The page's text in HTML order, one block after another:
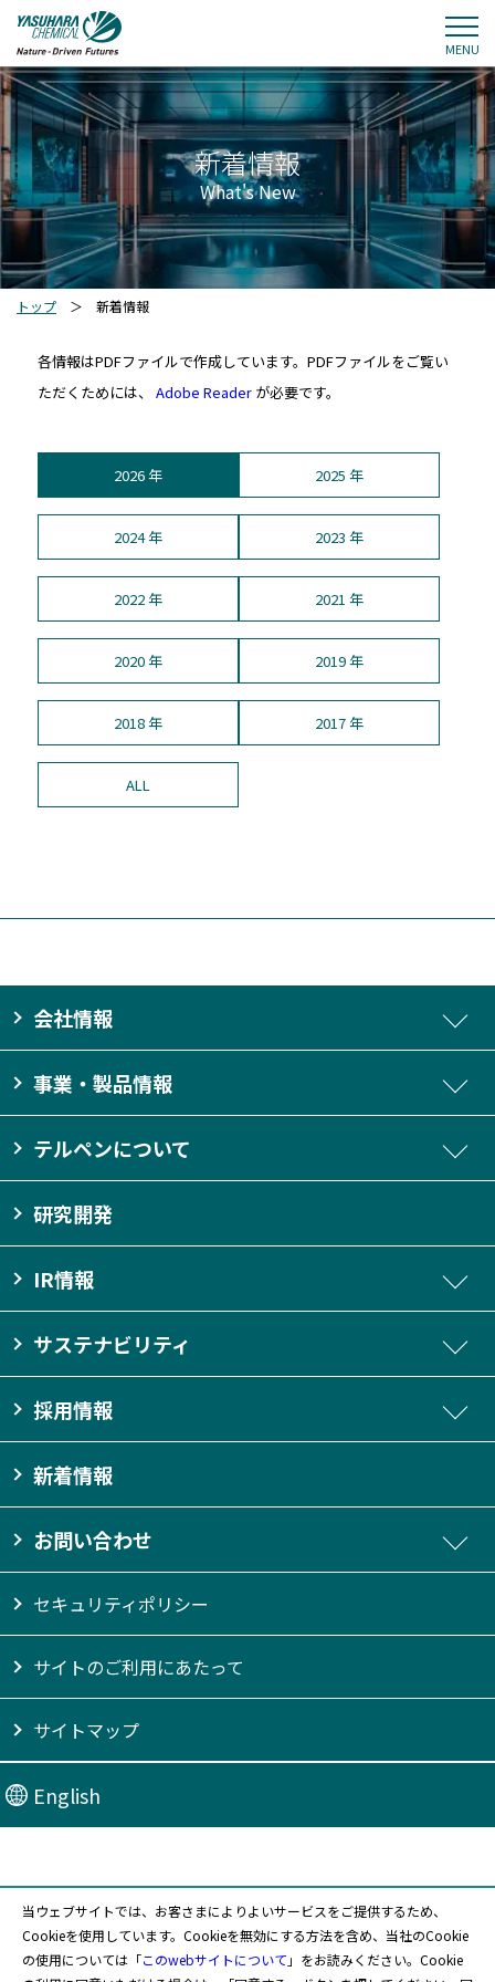
MENU
新着情報
What's New
トップ ＞ 新着情報
各情報はPDFファイルで作成しています。PDFファイルをご覧い
ただくためには、
Adobe Reader が必要です。
2026 年 2025 年
2024 年 2023 年
2022 年 2021 年
2020 年 2019 年
2018 年 2017 年
ALL
会社情報
事業・製品情報
テルペンについて
研究開発
IR情報
サステナビリティ
採用情報
新着情報
お問い合わせ
セキュリティポリシー
サイトのご利用にあたって
サイトマップ
English
〒726-0013 広島県府中市高木町1071番地
TEL：0847-45-3530（代表）
当ウェブサイトでは、お客さまによりよいサービスをご提供するため、
Cookieを使用しています。Cookieを無効にする方法を含め、当社のCookie
の使用については「このwebサイトについて 」をお読みください。Cookie